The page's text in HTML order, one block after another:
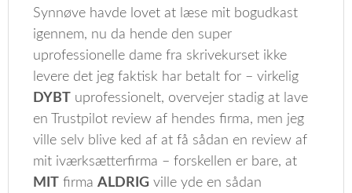
Synnøve havde lovet at læse mit bogudkast
igennem, nu da hende den super
uprofessionelle dame fra skrivekurset ikke
levere det jeg faktisk har betalt for – virkelig
DYBT
uprofessionelt, overvejer stadig at lave
en Trustpilot review af hendes firma, men jeg
ville selv blive ked af at få sådan en review af
mit iværksætterfirma – forskellen er bare, at
MIT
firmaALDRIG ville yde en sådan